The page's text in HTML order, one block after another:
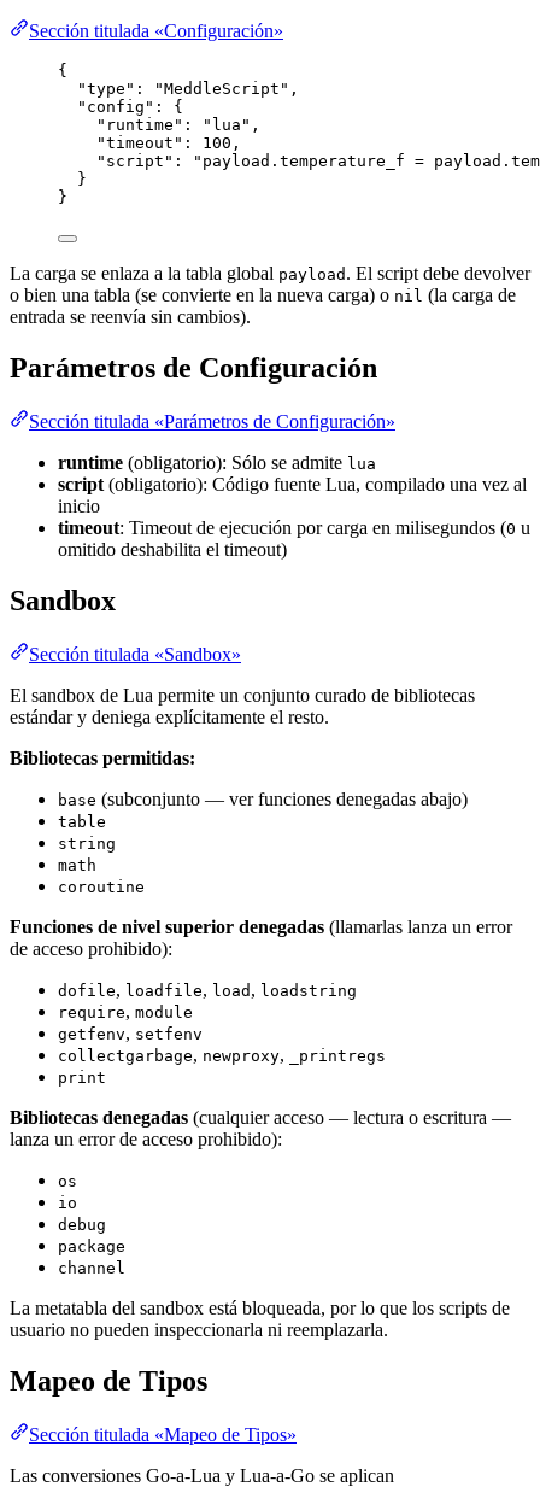
Sección titulada «Configuración»
{
"type" : "MeddleScript " ,
"config" : {
"runtime" : " lua " ,
"timeout" : 100 ,
"script" : " payload.temperature_f =
}
}
La carga se enlaza a la tabla global payload . El script debe devolver
o bien una tabla (se convierte en la nueva carga) o nil (la carga de
entrada se reenvía sin cambios).
Parámetros de Configuración
Sección titulada «Parámetros de Configuración»
runtime (obligatorio): Sólo se admite lua
script (obligatorio): Código fuente Lua, compilado una vez al
inicio
timeout: Timeout de ejecución por carga en milisegundos (0 u
omitido deshabilita el timeout)
Sandbox
Sección titulada «Sandbox»
El sandbox de Lua permite un conjunto curado de bibliotecas
estándar y deniega explícitamente el resto.
Bibliotecas permitidas:
base (subconjunto — ver funciones denegadas abajo)
table
string
math
coroutine
Funciones de nivel superior denegadas (llamarlas lanza un error
de acceso prohibido):
dofile, loadfile, load , loadstring
require, module
getfenv, setfenv
collectgarbage, newproxy,
_printregs
print
Bibliotecas denegadas (cualquier acceso — lectura o escritura —
lanza un error de acceso prohibido):
os
io
debug
package
channel
La metatabla del sandbox está bloqueada, por lo que los scripts de
usuario no pueden inspeccionarla ni reemplazarla.
Mapeo de Tipos
Sección titulada «Mapeo de Tipos»
Las conversiones Go-a-Lua y Lua-a-Go se aplican